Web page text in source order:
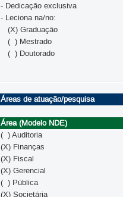
- Dedicação exclusiva
- Leciona na/no:
(X) Graduação
( ) Mestrado
( ) Doutorado
Áreas de atuação/pesquisa
Área (Modelo NDE)
( ) Auditoria
(X) Finanças
(X) Fiscal
(X) Gerencial
( ) Pública
(X) Societária